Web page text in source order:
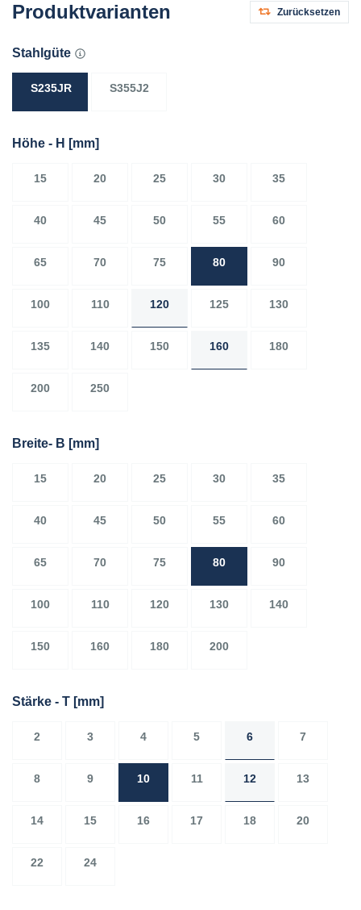
Produktvarianten Zurücksetzen
Stahlgüte
S235JR S355J2
Höhe - H [mm]
15 20 25 30 35
40 45 50 55 60
65 70 75 80 90
100 110 120 125 130
135 140 150 160 180
200 250
Breite- B [mm]
15 20 25 30 35
40 45 50 55 60
65 70 75 80 90
100 110 120 130 140
150 160 180 200
Stärke - T [mm]
2 3 4 5 6 7
8 9 10 11 12 13
14 15 16 17 18 20
22 24